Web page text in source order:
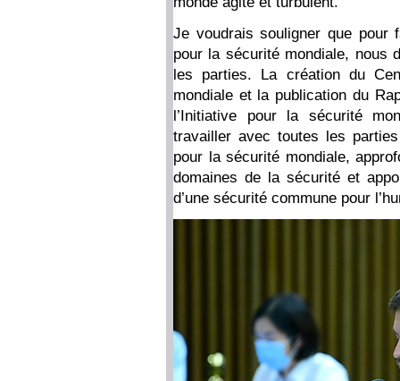
Je voudrais souligner que
pour la sécurité mondiale, nous
les parties. La création du
mondiale et la publication du
l’Initiative pour la sécurité
travailler avec toutes les
pour la sécurité mondiale,
domaines de la sécurité et
d’une sécurité commune pour